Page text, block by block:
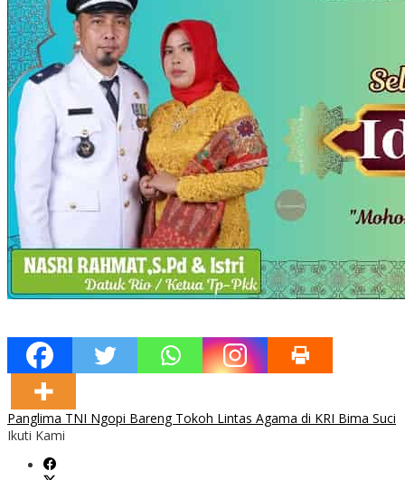
Panglima TNI Ngopi Bareng Tokoh Lintas Agama di KRI Bima Suci
Ikuti Kami